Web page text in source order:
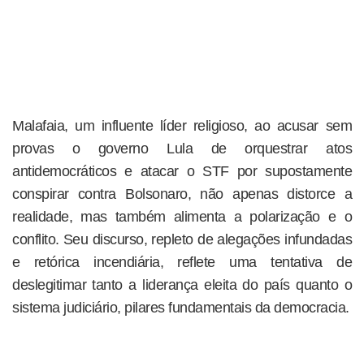
Malafaia, um influente líder religioso, ao acusar sem
provas o governo Lula de orquestrar atos
antidemocráticos e atacar o STF por supostamente
conspirar contra Bolsonaro, não apenas distorce a
realidade, mas também alimenta a polarização e o
conflito. Seu discurso, repleto de alegações infundadas
e retórica incendiária, reflete uma tentativa de
deslegitimar tanto a liderança eleita do país quanto o
sistema judiciário, pilares fundamentais da democracia.